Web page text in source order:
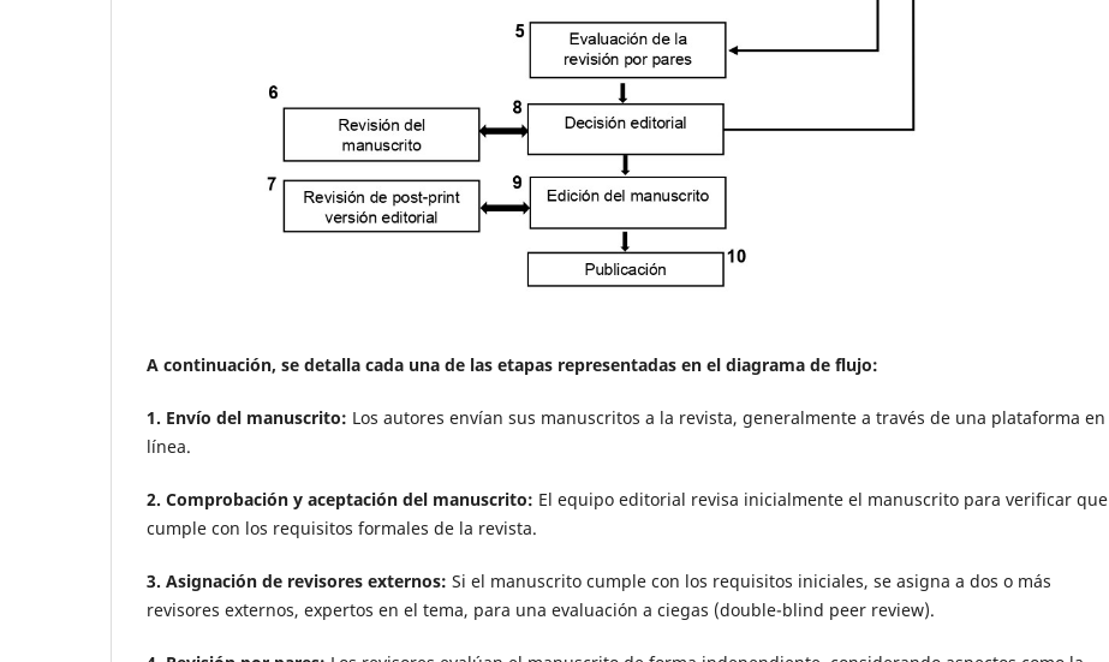
A continuación, se detalla cada una de las etapas representadas en el diagrama de flujo:
1. Envío del manuscrito: Los autores envían sus manuscritos a la revista, generalmente a través de una plataforma en
línea.
2. Comprobación y aceptación del manuscrito: El equipo editorial revisa inicialmente el manuscrito para verificar que
cumple con los requisitos formales de la revista.
3. Asignación de revisores externos: Si el manuscrito cumple con los requisitos iniciales, se asigna a dos o más
revisores externos, expertos en el tema, para una evaluación a ciegas (double-blind peer review).